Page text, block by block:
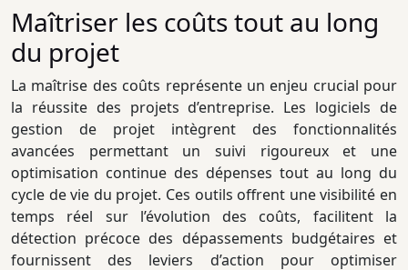
Maîtriser les coûts tout au long
du projet
La maîtrise des coûts représente un enjeu crucial pour
la réussite des projets d’entreprise. Les logiciels de
gestion de projet intègrent des fonctionnalités
avancées permettant un suivi rigoureux et une
optimisation continue des dépenses tout au long du
cycle de vie du projet. Ces outils offrent une visibilité en
temps réel sur l’évolution des coûts, facilitent la
détection précoce des dépassements budgétaires et
fournissent des leviers d’action pour optimiser